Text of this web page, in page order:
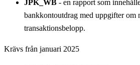
JPK_WB - en rapport som
bankkontoutdrag med uppgifter om
transaktionsbelopp.
Krävs från januari 2025